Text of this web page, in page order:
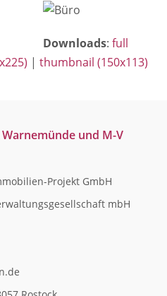
Downloads:full
|thumbnail (150x113)
und M-V
Projekt GmbH
mbH